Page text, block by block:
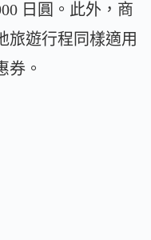
日圓。此外，商
旅遊行程同樣適用
券。